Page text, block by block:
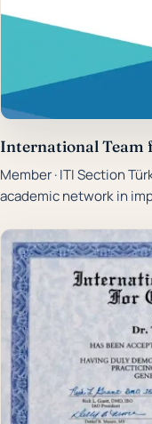
International Team
Member · ITI Section
academic network in